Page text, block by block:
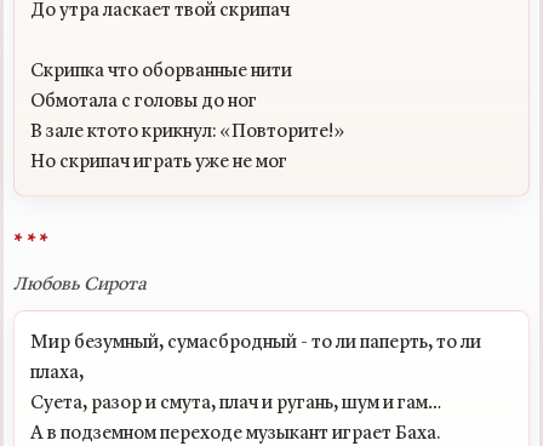
До утра ласкает твой скрипач
Скрипка что оборванные нити
Обмотала с головы до ног
В зале ктото крикнул: «Повторите!»
* * *
Любовь Сирота
Мир безумный, сумасбродный - то ли паперть, то ли
плаха,
Суета, разор и смута, плач и ругань, шум и гам…
А в подземном переходе музыкант играет Баха.